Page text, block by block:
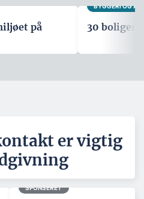
på
BYGGERI OG
30 boliger
er vigtig
SPONSERET